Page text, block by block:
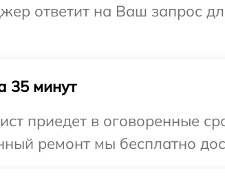
ответит на Ваш запрос
35 минут
приедет в оговоренные
ремонт мы бесплатно